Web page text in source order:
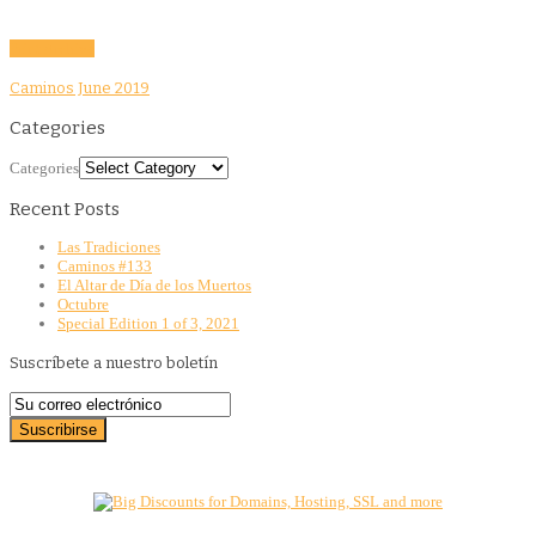
Caminos June 2019
Categories
Categories
Recent Posts
Las Tradiciones
Caminos #133
El Altar de Día de los Muertos
Octubre
Special Edition 1 of 3, 2021
Suscríbete a nuestro boletín